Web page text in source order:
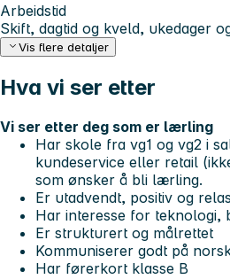
Arbeidstid
Skift, dagtid og kveld, ukedager
Vis flere detaljer
Hva vi ser etter
Vi ser etter deg som er lærling
Har skole fra vg1 og vg2 i
kundeservice eller retail
som ønsker å bli lærling.
Er utadvendt, positiv og
Har interesse for
Er strukturert og målrettet
Kommuniserer godt på
Har førerkort klasse B